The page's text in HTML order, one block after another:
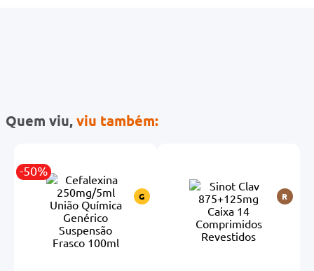
Quem viu,viu também:
-50%
G R